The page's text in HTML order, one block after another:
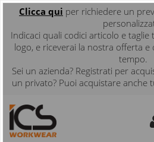
Clicca qui per richiedere un
Indicaci quali codici articolo e taglie
logo, e riceverai la nostra offerta e
tempo.
Sei un azienda? Registrati per
un privato? Puoi acquistare anche